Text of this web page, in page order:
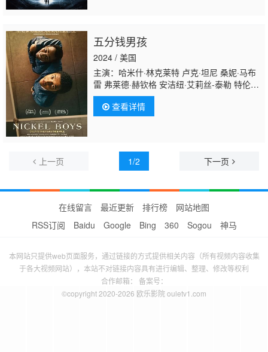
五分钱男孩
2024 / 美国
主演：哈米什·林克莱特 卢克·坦尼 桑妮·马布
雷 弗莱德·赫钦格 安洁纽·艾莉丝-泰勒 特伦斯·
罗斯摩尔 比利·斯洛特 Ginger Cressman 露西
·浮士德 克雷格·泰特 Bryant Tardy 埃斯卡兰
特·兰
查看详情
上一页 1/2 下一页
在线留言 最近更新 排行榜
网站地图
RSS订阅
Baidu Google Bing 360 Sogou 神马
本网站只提供web页面服务，通过链接的方式提供相关内容（所有视频内容收集
于各大视频网站），本站不对链接内容具有进行编辑、整理、修改等权利
合作邮箱： 备案号：
©copyright 2020-2026 欧乐影院 ouletv1.com